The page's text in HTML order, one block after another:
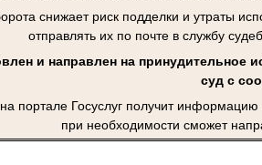
снижает риск подделки и утраты
отправлять их по почте в службу
и направлен на принудительное
суд с
портале Госуслуг получит
при необходимости сможет